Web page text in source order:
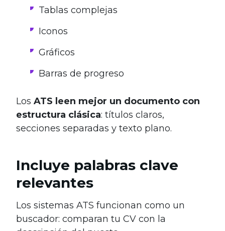
Tablas complejas
Iconos
Gráficos
Barras de progreso
Los ATS leen mejor un documento con
estructura clásica: títulos claros,
secciones separadas y texto plano.
Incluye palabras clave
relevantes
Los sistemas ATS funcionan como un
buscador: comparan tu CV con la